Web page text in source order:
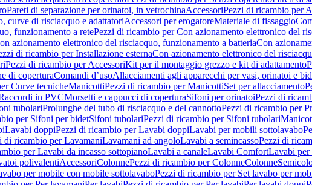
Pareti di separazione per orinatoi, in vetrochinaAccessoriPezzi di ricambio per
curve di risciacquo e adattatoriAccessori per erogatoreMateriale di fissaggio
funzionamento a retePezzi di ricambio per Con azionamento elettronico del
azionamento elettronico del risciacquo, funzionamento a batteriaCon
di ricambio per Installazione esternaCon azionamento elettronico del
Pezzi di ricambio per AccessoriKit per il montaggio grezzo e kit di adattamento
di coperturaComandi d’usoAllacciamenti agli apparecchi per vasi, orinatoi e
Curve tecnicheManicottiPezzi di ricambio per ManicottiSet per allacciamento
in PVCMorsetti e cappucci di coperturaSifoni per orinatoiPezzi di
tubolariProlunghe del tubo di risciacquo e del cannottoPezzi di ricambio per
per Sifoni per bidetSifoni tubolariPezzi di ricambio per Sifoni tubolari
Lavabi doppiPezzi di ricambio per Lavabi doppiLavabi per mobili sottolavabo
di ricambio per LavamaniLavamani ad angoloLavabi a semincassoPezzi di
per Lavabi da incasso sottopianoLavabi a canaleLavabi ComfortLavabi per
polivalentiAccessoriColonnePezzi di ricambio per ColonneColonne
per mobile con mobile sottolavaboPezzi di ricambio per Set lavabo per